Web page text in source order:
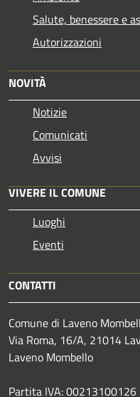
Salute, benessere e
Autorizzazioni
NOVITÀ
Notizie
Comunicati
Avvisi
VIVERE IL COMUNE
Luoghi
Eventi
CONTATTI
Comune di Laveno
Via Roma, 16/A, 21014
Laveno Mombello
Partita IVA: 00213100126